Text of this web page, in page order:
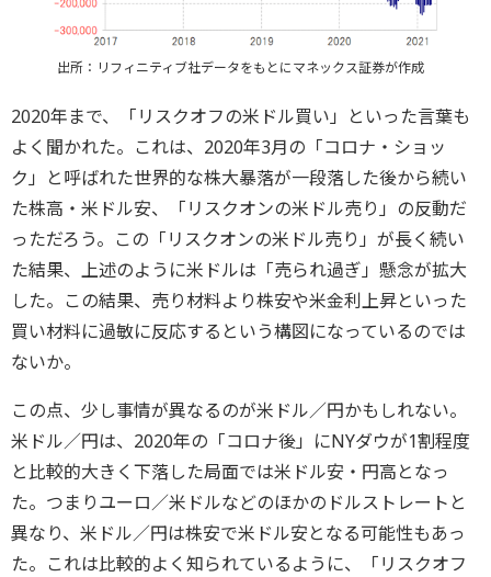
出所：リフィニティブ社データをもとにマネックス証券が作成
2020年まで、「リスクオフの米ドル買い」といった言葉も
よく聞かれた。これは、2020年3月の「コロナ・ショッ
ク」と呼ばれた世界的な株大暴落が一段落した後から続い
た株高・米ドル安、「リスクオンの米ドル売り」の反動だ
っただろう。この「リスクオンの米ドル売り」が長く続い
た結果、上述のように米ドルは「売られ過ぎ」懸念が拡大
した。この結果、売り材料より株安や米金利上昇といった
買い材料に過敏に反応するという構図になっているのでは
ないか。
この点、少し事情が異なるのが米ドル／円かもしれない。
米ドル／円は、2020年の「コロナ後」にNYダウが1割程度
と比較的大きく下落した局面では米ドル安・円高となっ
た。つまりユーロ／米ドルなどのほかのドルストレートと
異なり、米ドル／円は株安で米ドル安となる可能性もあっ
た。これは比較的よく知られているように、「リスクオフ